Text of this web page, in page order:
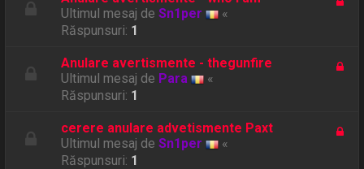
Ultimul mesaj deSn1per
«
Răspunsuri: 1
Anulare avertismente - thegunfire
Ultimul mesaj de Para
«
Răspunsuri: 1
cerere anulare advetismente Paxt
Ultimul mesaj deSn1per
«
Răspunsuri: 1